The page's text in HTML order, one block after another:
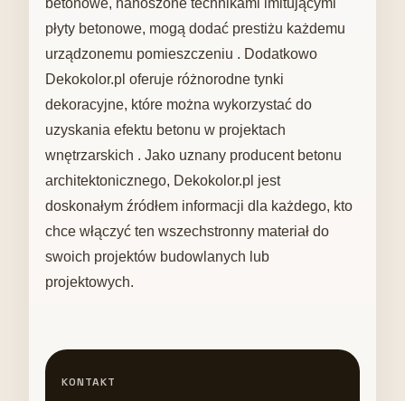
betonowe, nanoszone technikami imitującymi
płyty betonowe, mogą dodać prestiżu każdemu
urządzonemu pomieszczeniu . Dodatkowo
Dekokolor.pl oferuje różnorodne tynki
dekoracyjne, które można wykorzystać do
uzyskania efektu betonu w projektach
wnętrzarskich . Jako uznany producent betonu
architektonicznego, Dekokolor.pl jest
doskonałym źródłem informacji dla każdego, kto
chce włączyć ten wszechstronny materiał do
swoich projektów budowlanych lub
projektowych.
KONTAKT